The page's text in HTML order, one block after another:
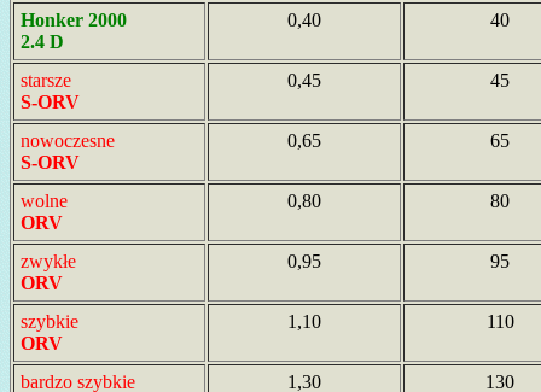
Honker 2000
2.4 D
0,40 40
starsze
S-ORV
0,45 45
nowoczesne
S-ORV
0,65 65
wolne
ORV
0,80 80
zwykłe
ORV
0,95 95
szybkie
ORV
1,10 110
bardzo szybkie
1,30 130